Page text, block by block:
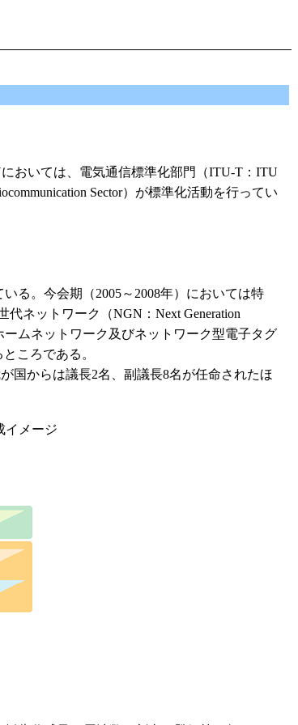
おいては、電気通信標準化部門（ITU-T：ITU
Sector）が標準化活動を行ってい
る。今会期（2005～2008年）においては特
ネットワーク（NGN：Next Generation
ムネットワーク及びネットワーク型電子タグ
ころである。
国からは議長2名、副議長8名が任命されたほ
イメージ